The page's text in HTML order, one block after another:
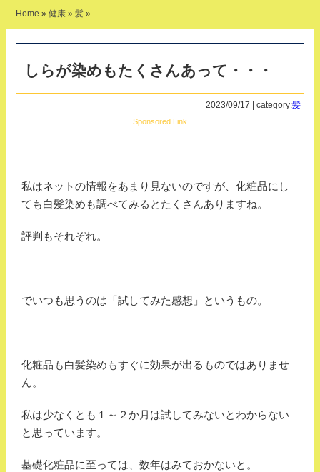
Home » 健康 » 髪 »
しらが染めもたくさんあって・・・
2023/09/17 | category:髪
Sponsored Link
私はネットの情報をあまり見ないのですが、化粧品にし
ても白髪染めも調べてみるとたくさんありますね。
評判もそれぞれ。
でいつも思うのは「試してみた感想」というもの。
化粧品も白髪染めもすぐに効果が出るものではありませ
ん。
私は少なくとも１～２か月は試してみないとわからない
と思っています。
基礎化粧品に至っては、数年はみておかないと。